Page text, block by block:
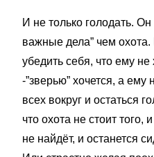
И не только голодать.
важные дела” чем
убедить себя, что ему не
-”зверью” хочется, а
всех вокруг и остаться
что охота не стоит того,
не найдёт, и останется